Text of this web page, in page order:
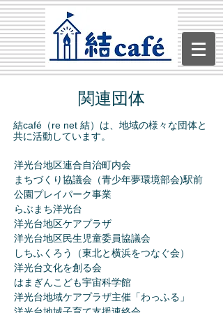
関連団体
結café（re net 結）は、地域の様々な団体と
共に活動しています。
洋光台地区連合自治町内会
まちづくり協議会（青少年夢環境部会)駅前
公園プレイパーク事業
らぶまち洋光台
洋光台地区ケアプラザ
洋光台地区民生児童委員協議会
しちふくろう（東北と横浜をつなぐ会）
洋光台文化を創る会
はまぎんこども宇宙科学館
​洋光台地域ケアプラザ主催「わっふる」